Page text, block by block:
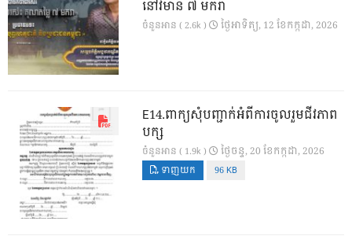
នៅវិមាន ៧ មករា
ចំនួនអាន ( 2.6k ) ថ្ងៃ​អាទិត្យ, 12 ខែ​កក្កដា, 2026
E14.ពាក្យសុំបញ្ជាក់អំពីការចូលរួមជីវភាព
បក្ស
ចំនួនអាន ( 1.9k ) ថ្ងៃ​ចន្ទ, 20 ខែ​កក្កដា, 2026
ទាញយក 96 KB